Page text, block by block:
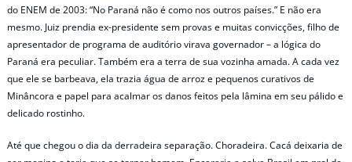
do ENEM de 2003: “No Paraná não é como nos outros países.” E não era
mesmo. Juiz prendia ex-presidente sem provas e muitas convicções, filho de
apresentador de programa de auditório virava governador – a lógica do
Paraná era peculiar. Também era a terra de sua vozinha amada. A cada vez
que ele se barbeava, ela trazia água de arroz e pequenos curativos de
Minâncora e papel para acalmar os danos feitos pela lâmina em seu pálido e
delicado rostinho.
Até que chegou o dia da derradeira separação. Choradeira. Cacá deixaria de